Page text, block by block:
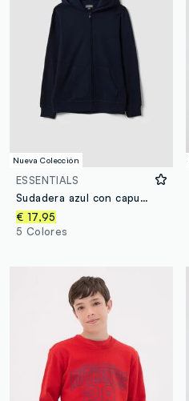
Nueva Colección
ESSENTIALS
Sudadera azul con capucha de puro algodón orgánico, corte regular para niño
€ 17,95
5 Colores